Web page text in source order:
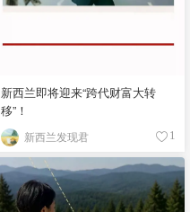
新西兰即将迎来“跨代财富大转
移”！
新西兰发现君 1